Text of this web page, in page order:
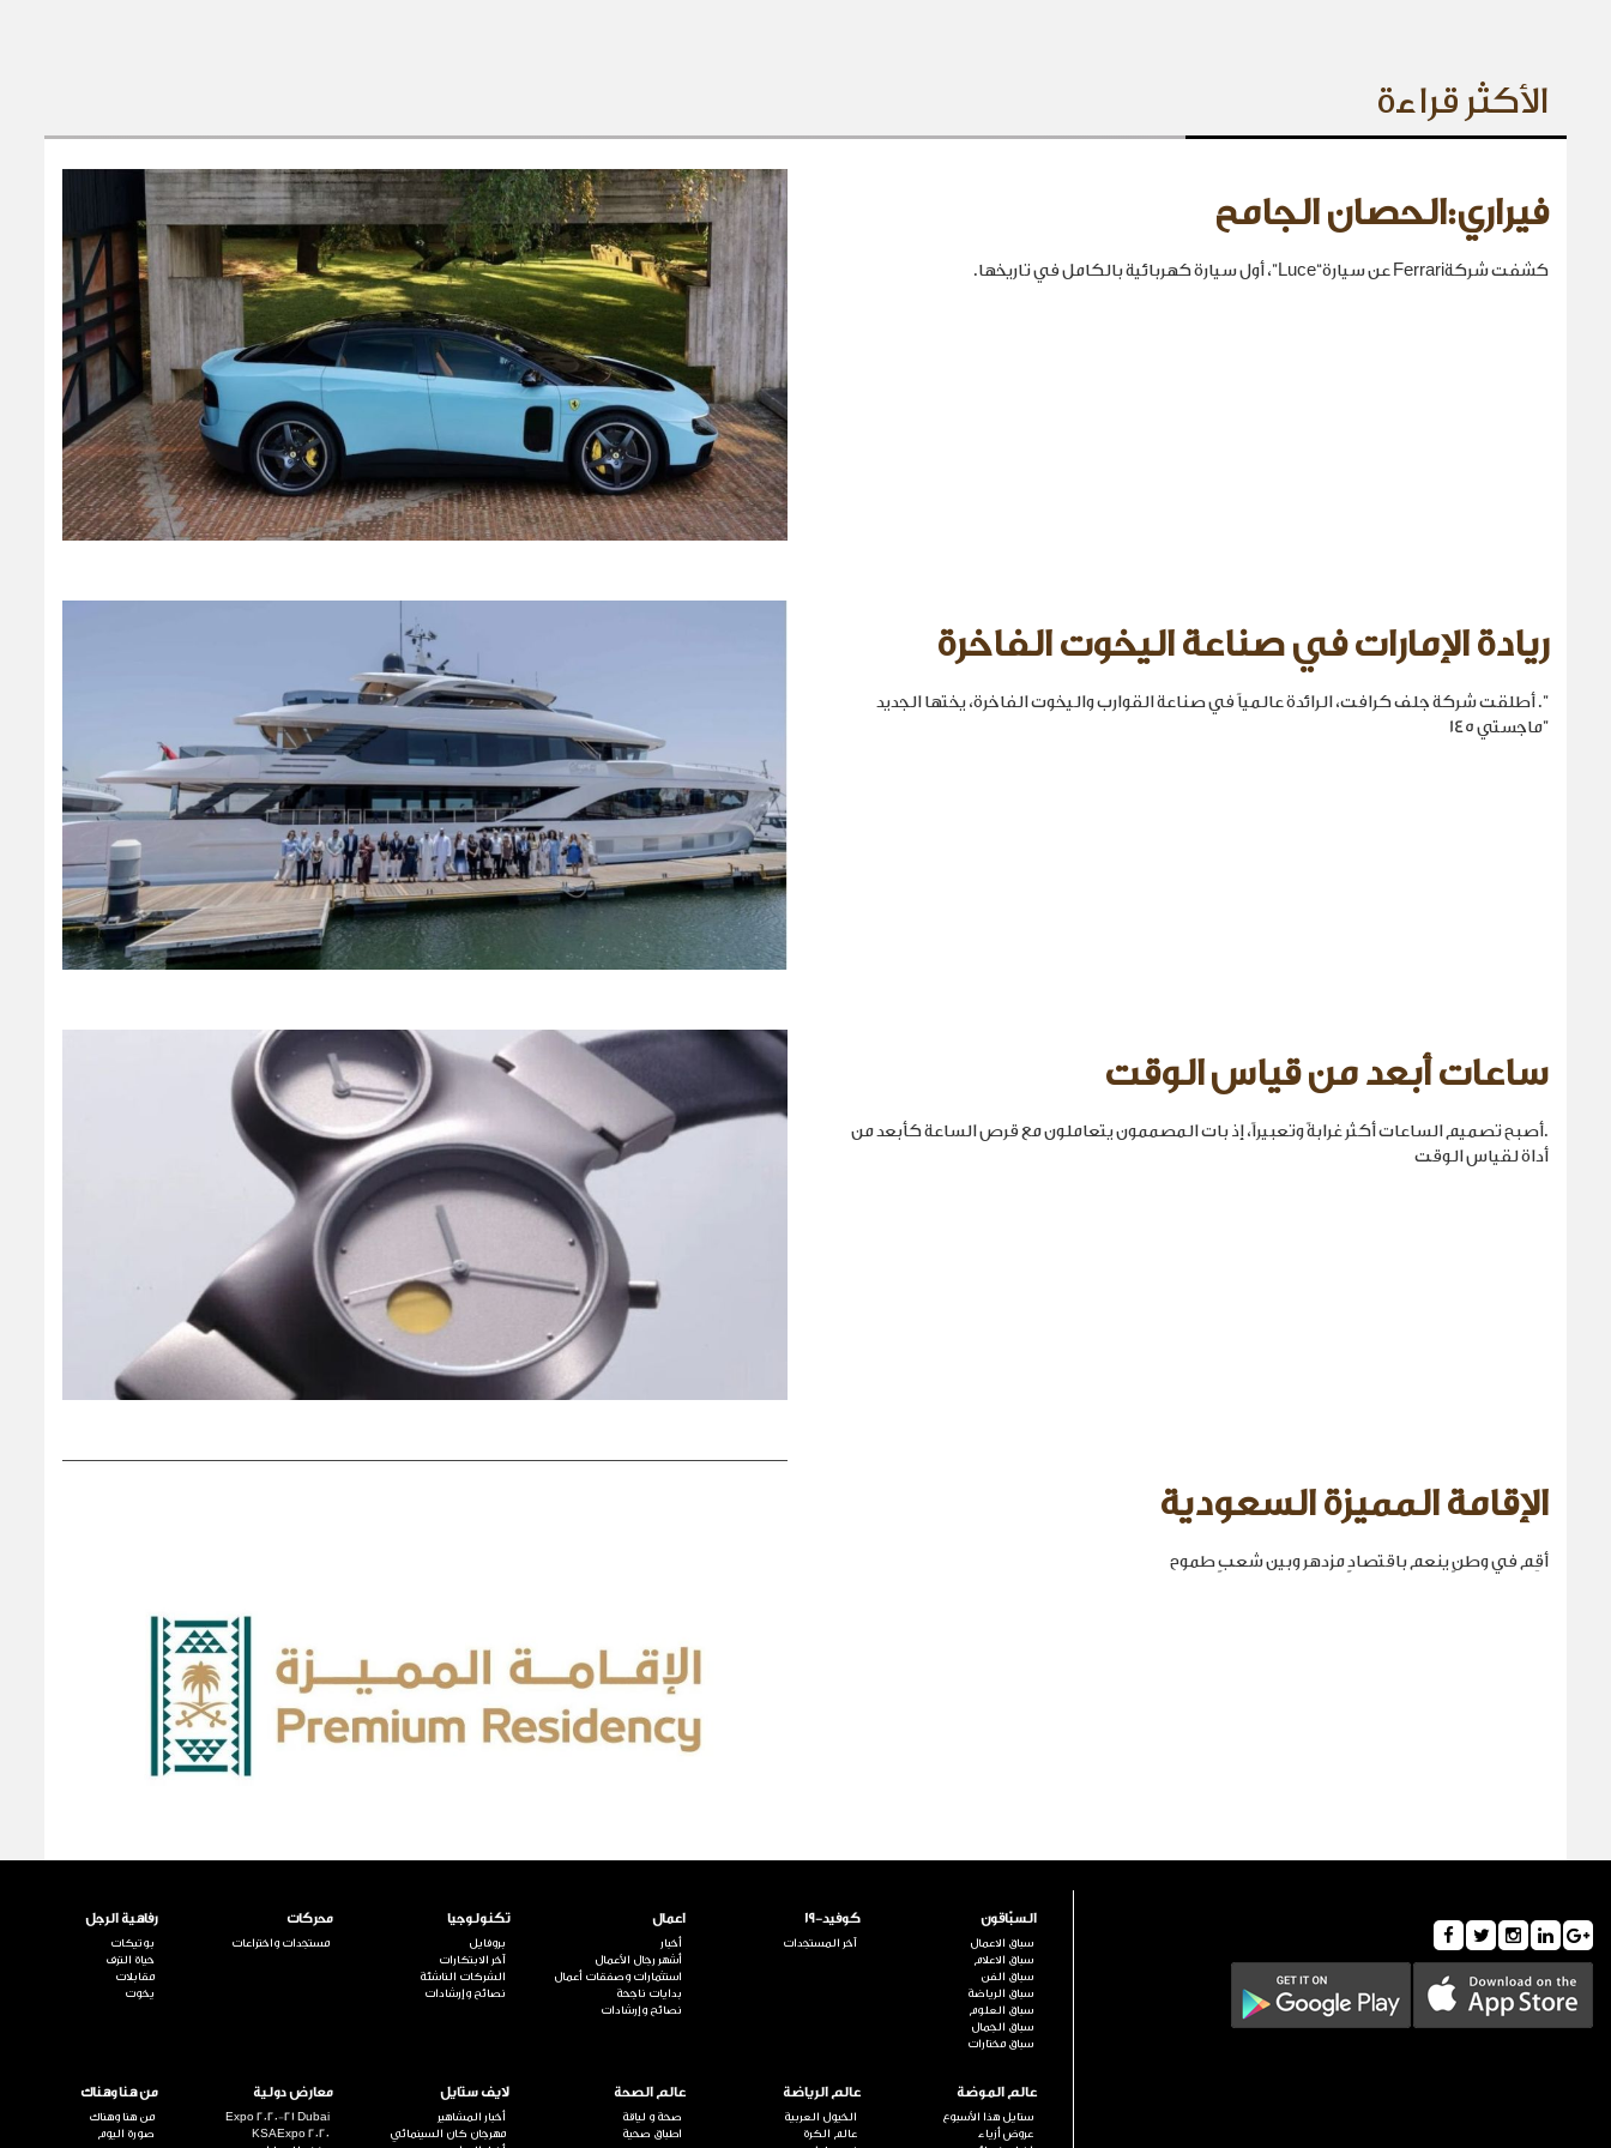
الأكثر قراءة
فيراري:الحصان الجامح
كشفت شركةFerrari عن سيارة“Luce”، أول سيارة كهربائية بالكامل في تاريخها.
ريادة الإمارات في صناعة اليخوت الفاخرة
". أطلقت شركة جلف كرافت، الرائدة عالمياً في صناعة القوارب واليخوت الفاخرة، يختها الجديد
"ماجستي 145
ساعات أبعد من قياس الوقت
.أصبح تصميم الساعات أكثر غرابةً وتعبيراً، إذ بات المصممون يتعاملون مع قرص الساعة كأبعد من
أداة لقياس الوقت
الإقامة المميزة السعودية
أقِم في وطنٍ ينعم باقتصادٍ مزدهر وبين شعبٍ طموح
السبّاقون
سباق الاعمال
سباق الاعلام
سباق الفن
سباق الرياضة
سباق العلوم
سباق الجمال
سباق مختارات
كوفيد-19
آخر المستجدات
اعمال
أخبار
أشهر رجال الأعمال
استثمارات وصفقات أعمال
بدايات ناجحة
نصائح وإرشادات
تكنولوجيا
بروفايل
آخر الابتكارات
الشركات الناشئة
نصائح وإرشادات
محركات
مستجدات واختراعات
رفاهية الرجل
بوتيكات
حياة الترف
مقابلات
يخوت
عالم الموضة
ستايل هذا الأسبوع
عروض أزياء
عالم الرياضة
الخيول العربية
عالم الكرة
عالم الصحة
صحة و لياقة
اطباق صحية
لايف ستايل
أخبار المشاهير
مهرجان كان السينمائي
معارض دولية
Expo 2020-21 Dubai
KSAExpo 2020
من هنا وهناك
من هنا وهناك
صورة اليوم